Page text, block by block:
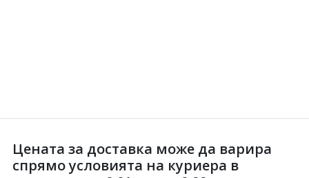
Цената за доставка може да варира
спрямо условията на куриера в